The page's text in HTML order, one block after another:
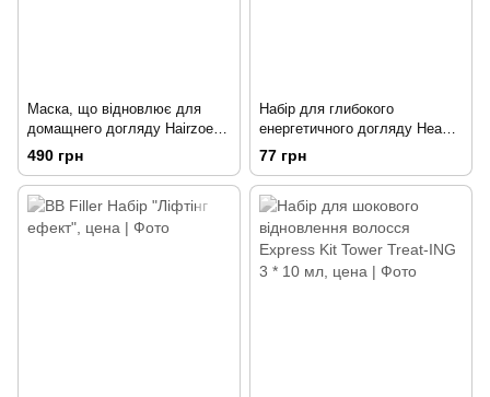
Маска, що відновлює для
домащнего догляду Hairzoe
6.Zero 250 мл.
490 грн
Набір для глибокого
енергетичного догляду Head
Wind 3 х 15мл
77 грн